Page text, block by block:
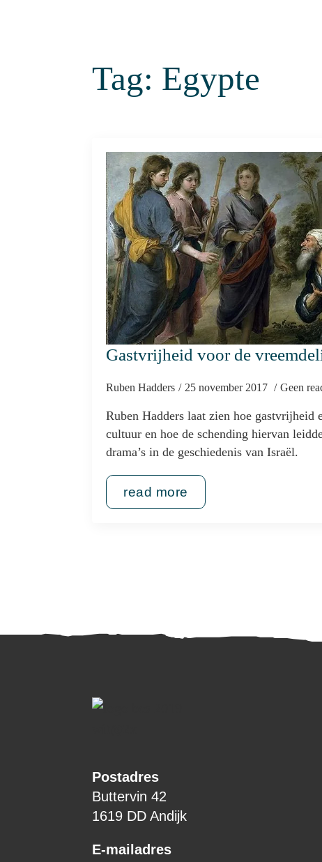
Tag: Egypte
Gastvrijheid voor de
Ruben Hadders 25 november 2017 Geen
Ruben Hadders laat zien hoe gastvrijheid
cultuur en hoe de schending hiervan
drama’s in de geschiedenis van Israël.
read more
Postadres
Buttervin 42
1619 DD Andijk
E-mailadres